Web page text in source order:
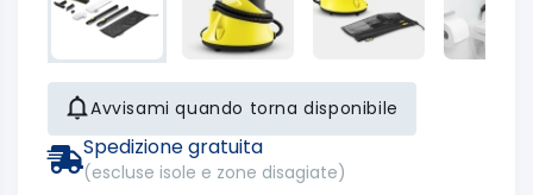
Avvisami quando torna disponibile
Spedizione gratuita
(escluse isole e zone disagiate)